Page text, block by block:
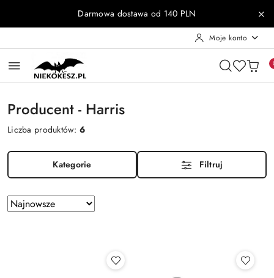
Przejdź do treści głównej
Przejdź do wyszukiwarki
Przejdź do moje konto
Przejdź do menu głównego
Przejdź do stopkiDarmowa dostawa od 140 PLN
Moje konto
Producent - Harris
Liczba produktów:6
Kategorie Filtruj
Zastosowano
sortowanie:
Sortuj
według